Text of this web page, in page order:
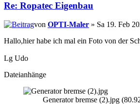
Re: Ropatec Eigenbau
von OPTI-Maler » Sa 19. Feb
Hallo,hier habe ich mal ein Foto von der
Lg Udo
Dateianhänge
Generator bremse (2).jpg